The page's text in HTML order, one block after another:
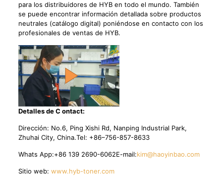
para los distribuidores de HYB en todo el mundo. También
se puede encontrar información detallada sobre productos
neutrales (catálogo digital) poniéndose en contacto con los
profesionales de ventas de HYB.
Detalles de C ontact:
Dirección: No.6, Ping Xishi Rd, Nanping Industrial Park,
Zhuhai City, China.Tel: +86–756-857-8633
Whats App:+86 139 2690-6062E-mail:kim@haoyinbao.com
Sitio web: www.hyb-toner.com